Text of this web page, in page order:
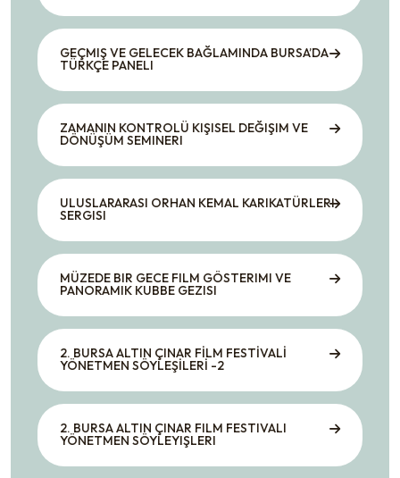
GEÇMIŞ VE GELECEK BAĞLAMINDA BURSA’DA
TÜRKÇE PANELI
ZAMANIN KONTROLÜ KIŞISEL DEĞIŞIM VE
DÖNÜŞÜM SEMINERI
ULUSLARARASI ORHAN KEMAL KARIKATÜRLERI
SERGISI
MÜZEDE BIR GECE FILM GÖSTERIMI VE
PANORAMIK KUBBE GEZISI
2. BURSA ALTIN ÇINAR FİLM FESTİVALİ
YÖNETMEN SÖYLEŞİLERİ -2
2. BURSA ALTIN ÇINAR FILM FESTIVALI
YÖNETMEN SÖYLEYIŞLERI